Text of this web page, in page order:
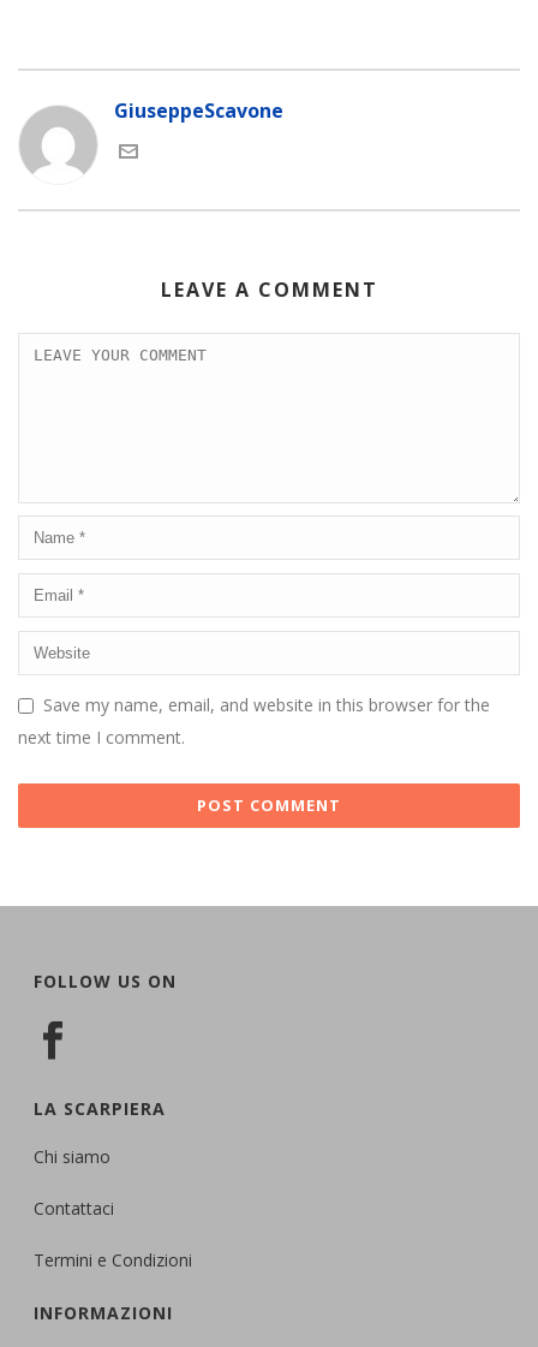
GiuseppeScavone
LEAVE A COMMENT
Save my name, email, and website in this browser for the
next time I comment.
FOLLOW US ON
LA SCARPIERA
Chi siamo
Contattaci
Termini e Condizioni
INFORMAZIONI